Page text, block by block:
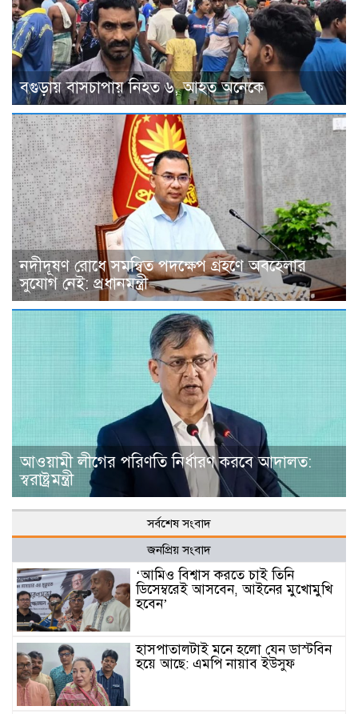
বগুড়ায় বাসচাপায় নিহত ৬, আহত অনেকে
নদীদূষণ রোধে সমন্বিত পদক্ষেপ গ্রহণে অবহেলার
সুযোগ নেই: প্রধানমন্ত্রী
আওয়ামী লীগের পরিণতি নির্ধারণ করবে আদালত:
স্বরাষ্ট্রমন্ত্রী
সর্বশেষ সংবাদ
জনপ্রিয় সংবাদ
‘আমিও বিশ্বাস করতে চাই তিনি
ডিসেম্বরেই আসবেন, আইনের মুখোমুখি
হবেন’
হাসপাতালটাই মনে হলো যেন ডাস্টবিন
হয়ে আছে: এমপি নায়াব ইউসুফ